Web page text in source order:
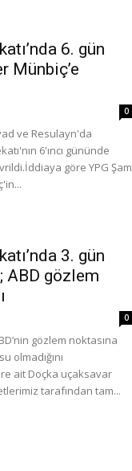
6. gün
Münbiç’e
0
ve Resulayn'da
6'ıncı gününde
göre YPG Şam
3. gün
ABD gözlem
0
gözlem noktasına
olmadığını
ait Doçka uçaksavar
tarafından tam...